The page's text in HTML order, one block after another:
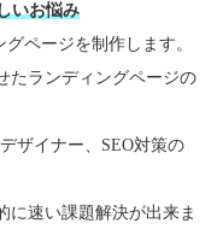
いお悩み
ページを制作します。
たランディングページの
ザイナー、SEO対策の
に速い課題解決が出来ま